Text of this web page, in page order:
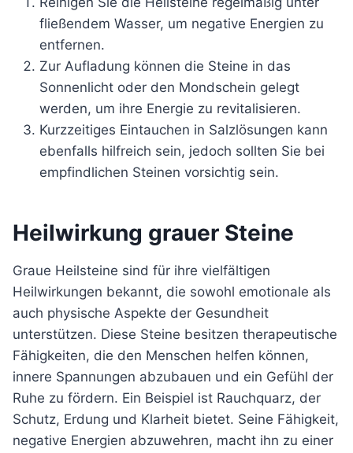
fließendem Wasser, um negative Energien zu
entfernen.
Zur Aufladung können die Steine in das
Sonnenlicht oder den Mondschein gelegt
werden, um ihre Energie zu revitalisieren.
Kurzzeitiges Eintauchen in Salzlösungen kann
ebenfalls hilfreich sein, jedoch sollten Sie bei
empfindlichen Steinen vorsichtig sein.
Heilwirkung grauer Steine
Graue Heilsteine sind für ihre vielfältigen
Heilwirkungen bekannt, die sowohl emotionale als
auch physische Aspekte der Gesundheit
unterstützen. Diese Steine besitzen therapeutische
Fähigkeiten, die den Menschen helfen können,
innere Spannungen abzubauen und ein Gefühl der
Ruhe zu fördern. Ein Beispiel ist Rauchquarz, der
Schutz, Erdung und Klarheit bietet. Seine Fähigkeit,
negative Energien abzuwehren, macht ihn zu einer